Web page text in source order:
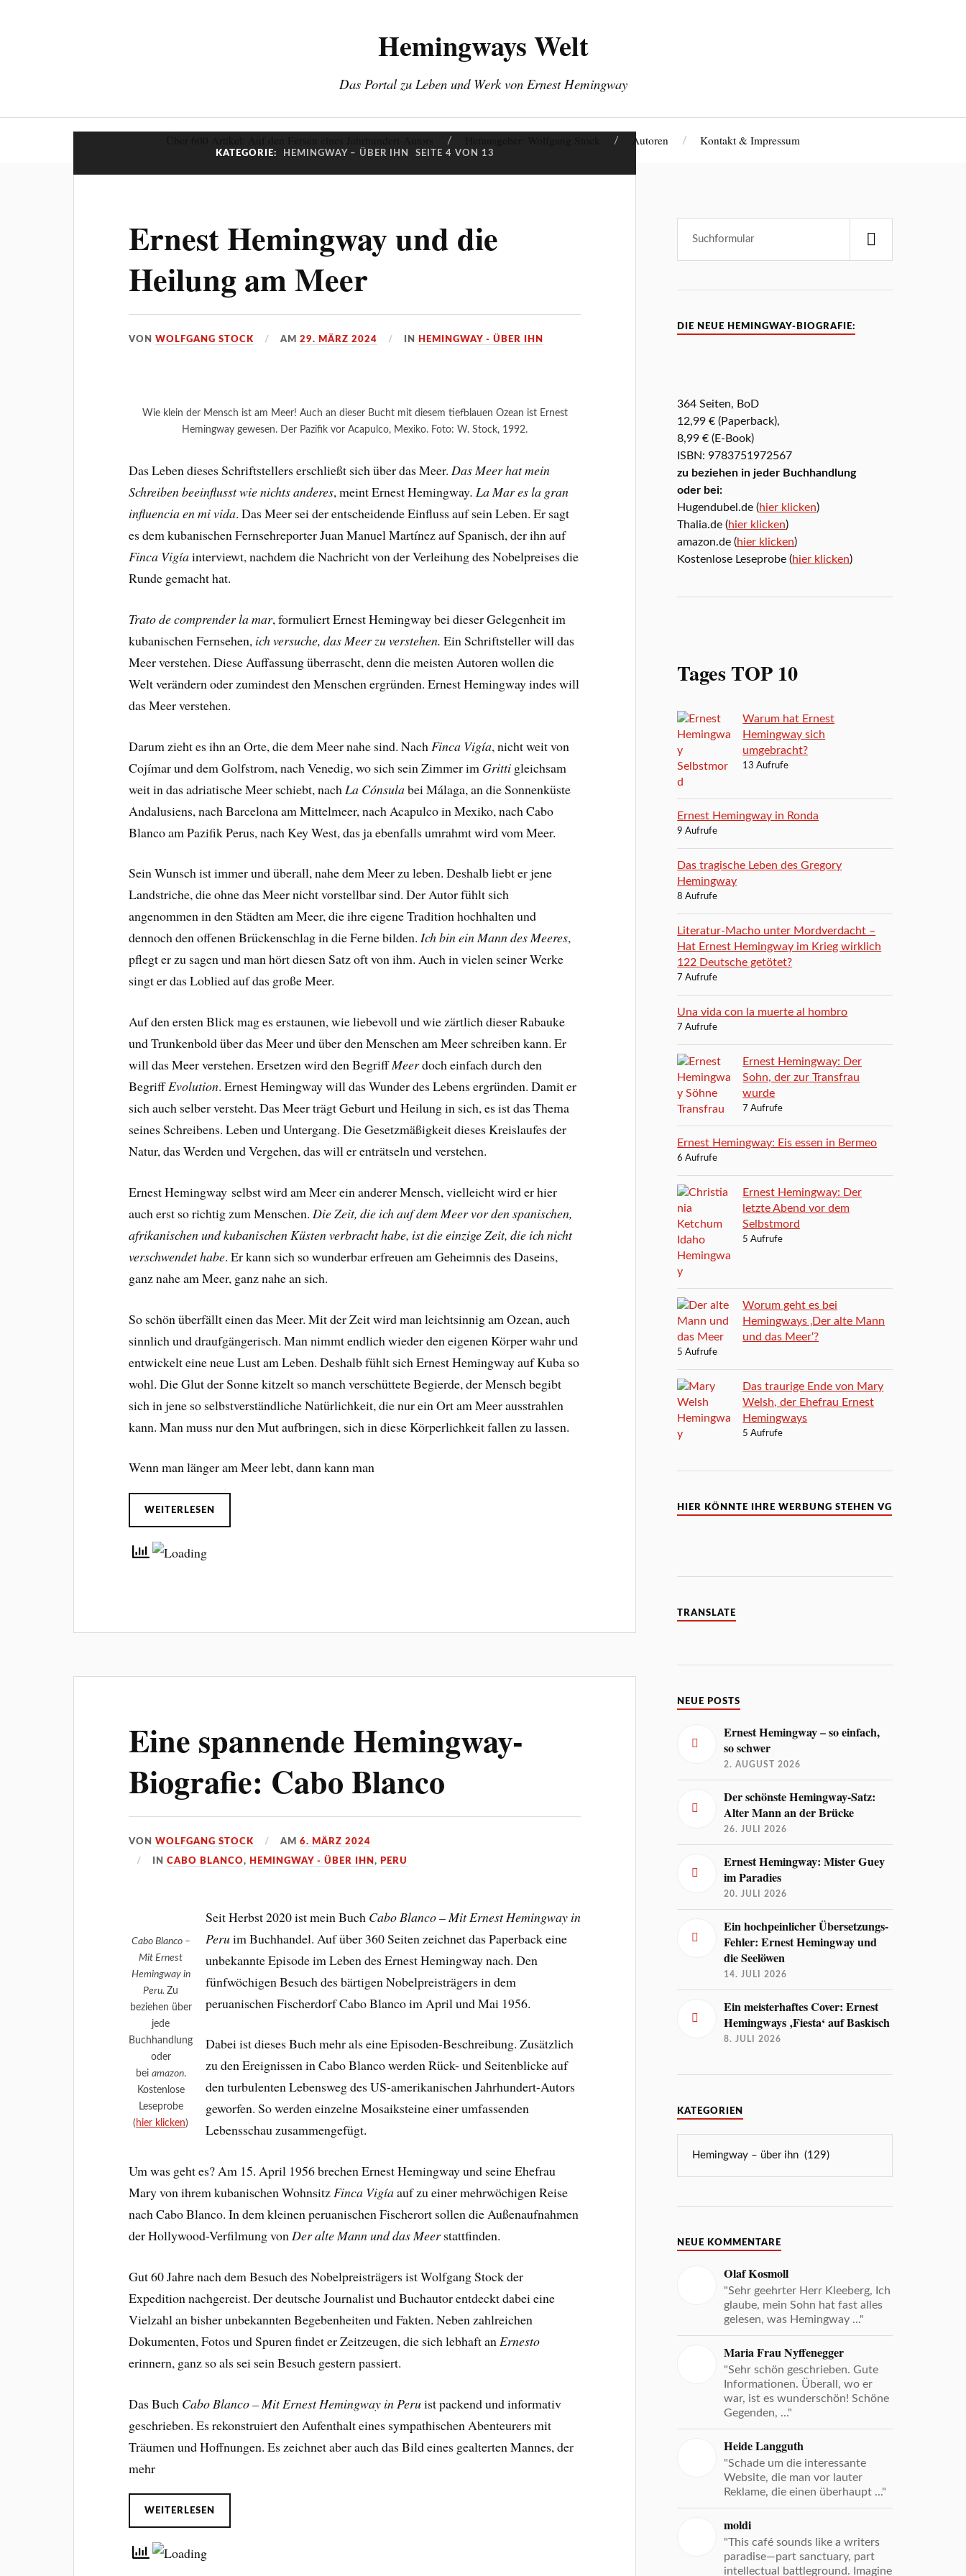
Hemingways Welt
Das Portal zu Leben und Werk von Ernest Hemingway
Autoren Kontakt & Impressum
KATEGORIE: HEMINGWAY – ÜBER IHN SEITE 4 VON 13
Ernest Hemingway und die
Heilung am Meer
VONWOLFGANG STOCK AM29. MÄRZ 2024 IN HEMINGWAY - ÜBER IHN
Wie klein der Mensch ist am Meer! Auch an dieser Bucht mit diesem tiefblauen Ozean ist Ernest
Hemingway gewesen. Der Pazifik vor Acapulco, Mexiko. Foto: W. Stock, 1992.
Das Leben dieses Schriftstellers erschließt sich über das Meer.Das Meer hat mein
Schreiben beeinflusst wie nichts anderes, meint Ernest Hemingway. La Mar es la gran
influencia en mi vida. Das Meer sei der entscheidende Einfluss auf sein Leben. Er sagt
es dem kubanischen Fernsehreporter Juan Manuel Martínez auf Spanisch, der ihn auf
Finca Vigíainterviewt, nachdem die Nachricht von der Verleihung des Nobelpreises die
Runde gemacht hat.
Trato de comprender la mar, formuliert Ernest Hemingway bei dieser Gelegenheit im
kubanischen Fernsehen, ich versuche, das Meer zu verstehen.Ein Schriftsteller will das
Meer verstehen. Diese Auffassung überrascht, denn die meisten Autoren wollen die
Welt verändern oder zumindest den Menschen ergründen. Ernest Hemingway indes will
das Meer verstehen.
Darum zieht es ihn an Orte, die dem Meer nahe sind. Nach Finca Vigía, nicht weit von
Cojímar und dem Golfstrom, nach Venedig, wo sich sein Zimmer im Gritti gleichsam
weit in das adriatische Meer schiebt, nach La Cónsulabei Málaga, an die Sonnenküste
Andalusiens, nach Barcelona am Mittelmeer, nach Acapulco in Mexiko, nach Cabo
Blanco am Pazifik Perus, nach Key West, das ja ebenfalls umrahmt wird vom Meer.
Sein Wunsch ist immer und überall, nahe dem Meer zu leben. Deshalb liebt er jene
Landstriche, die ohne das Meer nicht vorstellbar sind. Der Autor fühlt sich
angenommen in den Städten am Meer, die ihre eigene Tradition hochhalten und
dennoch den offenen Brückenschlag in die Ferne bilden.Ich bin ein Mann des Meeres,
pflegt er zu sagen und man hört diesen Satz oft von ihm. Auch in vielen seiner Werke
singt er das Loblied auf das große Meer.
Auf den ersten Blick mag es erstaunen, wie liebevoll und wie zärtlich dieser Rabauke
und Trunkenbold über das Meer und über den Menschen am Meer schreiben kann. Er
will das Meer verstehen. Ersetzen wird den BegriffMeerdoch einfach durch den
BegriffEvolution. Ernest Hemingway will das Wunder des Lebens ergründen. Damit er
sich auch selber versteht. Das Meer trägt Geburt und Heilung in sich, es ist das Thema
seines Schreibens. Leben und Untergang. Die Gesetzmäßigkeit dieses Kreislaufes der
Natur, das Werden und Vergehen, das will er enträtseln und verstehen.
Ernest Hemingway selbst wird am Meer ein anderer Mensch, vielleicht wird er hier
auch erst so richtig zum Menschen.Die Zeit, die ich auf dem Meer vor den spanischen,
afrikanischen und kubanischen Küsten verbracht habe, ist die einzige Zeit, die ich nicht
verschwendet habe. Erkann sich so wunderbar erfreuen am Geheimnis des Daseins,
ganz nahe am Meer, ganz nahe an sich.
So schön überfällt einen das Meer. Mit der Zeit wird man leichtsinnig am Ozean, auch
sinnlich und draufgängerisch. Man nimmt endlich wieder den eigenen Körper wahr und
entwickelt eine neue Lust am Leben. Deshalb fühlt sich Ernest Hemingway auf Kuba so
wohl. Die Glut der Sonne kitzelt so manch verschüttete Begierde, der Mensch begibt
sich in jene so selbstverständliche Natürlichkeit, die nur ein Ort am Meer ausstrahlen
kann. Man muss nur den Mut aufbringen, sich in diese Körperlichkeit fallen zu lassen.
Wenn man länger am Meer lebt, dann kann man
WEITERLESEN
Eine spannende Hemingway-
Biografie: Cabo Blanco
VONWOLFGANG STOCK AM6. MÄRZ 2024
INCABO BLANCO, HEMINGWAY - ÜBER IHN, PERU
Cabo Blanco –
Mit Ernest
Hemingway in
Peru.Zu
beziehen über
jede
Buchhandlung
oder
bei amazon.
Kostenlose
Leseprobe
( hier klicken)
Seit Herbst 2020 ist mein Buch Cabo Blanco – Mit Ernest Hemingway in
Peruim Buchhandel. Auf über 360 Seiten zeichnet das Paperback eine
unbekannte Episode im Leben des Ernest Hemingway nach. Den
fünfwöchigen Besuch des bärtigen Nobelpreisträgers in dem
peruanischen Fischerdorf Cabo Blanco im April und Mai 1956.
Dabei ist dieses Buch mehr als eine Episoden-Beschreibung. Zusätzlich
zu den Ereignissen in Cabo Blanco werden Rück- und Seitenblicke auf
den turbulenten Lebensweg des US-amerikanischen Jahrhundert-Autors
geworfen. So werden einzelne Mosaiksteine einer umfassenden
Lebensschau zusammengefügt.
Um was geht es? Am 15. April 1956 brechen Ernest Hemingway und seine Ehefrau
Mary von ihrem kubanischen WohnsitzFinca Vigíaauf zu einer mehrwöchigen Reise
nach Cabo Blanco. In dem kleinen peruanischen Fischerort sollen die Außenaufnahmen
der Hollywood-Verfilmung vonDer alte Mann und das Meerstattfinden.
Gut 60 Jahre nach dem Besuch des Nobelpreisträgers ist Wolfgang Stock der
Expedition nachgereist. Der deutsche Journalist und Buchautor entdeckt dabei eine
Vielzahl an bisher unbekannten Begebenheiten und Fakten. Neben zahlreichen
Dokumenten, Fotos und Spuren findet er Zeitzeugen, die sich lebhaft anErnesto
erinnern, ganz so als sei sein Besuch gestern passiert.
Das Buch Cabo Blanco – Mit Ernest Hemingway in Peruist packend und informativ
geschrieben. Es rekonstruiert den Aufenthalt eines sympathischen Abenteurers mit
Träumen und Hoffnungen. Es zeichnet aber auch das Bild eines gealterten Mannes, der
mehr
WEITERLESEN
DIE NEUE HEMINGWAY-BIOGRAFIE:
364 Seiten, BoD
12,99 € (Paperback),
8,99 € (E-Book)
ISBN: 9783751972567
zu beziehen in jeder Buchhandlung
oder bei:
Hugendubel.de (hier klicken)
Thalia.de (hier klicken)
amazon.de (hier klicken)
Kostenlose Leseprobe (hier klicken)
Tages TOP 10
Warum hat Ernest
Hemingway sich
umgebracht?
13 Aufrufe
Ernest Hemingway in Ronda
9 Aufrufe
Das tragische Leben des Gregory
Hemingway
8 Aufrufe
Literatur-Macho unter Mordverdacht –
Hat Ernest Hemingway im Krieg wirklich
122 Deutsche getötet?
7 Aufrufe
Una vida con la muerte al hombro
7 Aufrufe
Ernest Hemingway: Der
Sohn, der zur Transfrau
wurde
7 Aufrufe
Ernest Hemingway: Eis essen in Bermeo
6 Aufrufe
Ernest Hemingway: Der
letzte Abend vor dem
Selbstmord
5 Aufrufe
Worum geht es bei
Hemingways ‚Der alte Mann
und das Meer‘?
5 Aufrufe
Das traurige Ende von Mary
Welsh, der Ehefrau Ernest
Hemingways
5 Aufrufe
HIER KÖNNTE IHRE WERBUNG STEHEN VG
TRANSLATE
NEUE POSTS
Ernest Hemingway – so einfach,
so schwer
2. AUGUST 2026
Der schönste Hemingway-Satz:
Alter Mann an der Brücke
26. JULI 2026
Ernest Hemingway: Mister Guey
im Paradies
20. JULI 2026
Ein hochpeinlicher Übersetzungs-
Fehler: Ernest Hemingway und
die Seelöwen
14. JULI 2026
Ein meisterhaftes Cover: Ernest
Hemingways ‚Fiesta‘ auf Baskisch
8. JULI 2026
KATEGORIEN
NEUE KOMMENTARE
Olaf Kosmoll
"Sehr geehrter Herr Kleeberg, Ich
glaube, mein Sohn hat fast alles
gelesen, was Hemingway ..."
Maria Frau Nyffenegger
"Sehr schön geschrieben. Gute
Informationen. Überall, wo er
war, ist es wunderschön! Schöne
Gegenden, ..."
Heide Langguth
"Schade um die interessante
Website, die man vor lauter
Reklame, die einen überhaupt ..."
moldi
"This café sounds like a writers
paradise—part sanctuary, part
intellectual battleground. Imagine